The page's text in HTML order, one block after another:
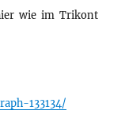
wie im Trikont
133134/